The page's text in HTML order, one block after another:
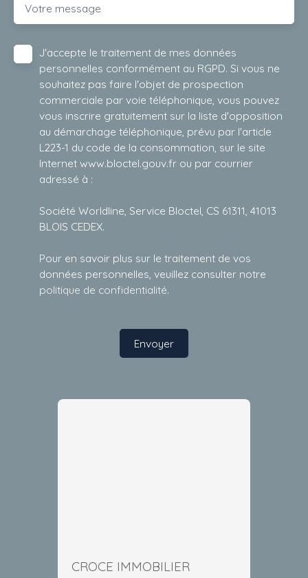
Votre message
J'accepte le traitement de mes données
personnelles conformément au RGPD. Si vous ne
souhaitez pas faire l'objet de prospection
commerciale par voie téléphonique, vous pouvez
vous inscrire gratuitement sur la liste d'opposition
au démarchage téléphonique, prévu par l'article
L223-1 du code de la consommation, sur le site
Internet www.bloctel.gouv.fr ou par courrier
adressé à :
Société Worldline, Service Bloctel, CS 61311, 41013
BLOIS CEDEX.
Pour en savoir plus sur le traitement de vos
données personnelles, veuillez consulter notre
politique de confidentialité.
Envoyer
CROCE IMMOBILIER